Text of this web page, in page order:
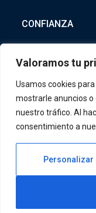
Valoramos tu
Usamos cookies
mostrarle anuncios
nuestro tráfico. Al
consentimiento a
Personalizar
o
-
CONFIANZA
Copyright © 2024